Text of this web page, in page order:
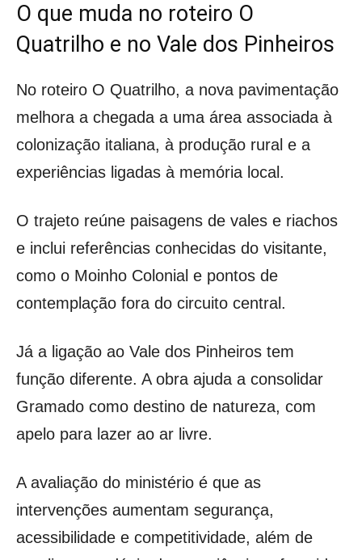
O que muda no roteiro O
Quatrilho e no Vale dos Pinheiros
No roteiro O Quatrilho, a nova pavimentação
melhora a chegada a uma área associada à
colonização italiana, à produção rural e a
experiências ligadas à memória local.
O trajeto reúne paisagens de vales e riachos
e inclui referências conhecidas do visitante,
como o Moinho Colonial e pontos de
contemplação fora do circuito central.
Já a ligação ao Vale dos Pinheiros tem
função diferente. A obra ajuda a consolidar
Gramado como destino de natureza, com
apelo para lazer ao ar livre.
A avaliação do ministério é que as
intervenções aumentam segurança,
acessibilidade e competitividade, além de